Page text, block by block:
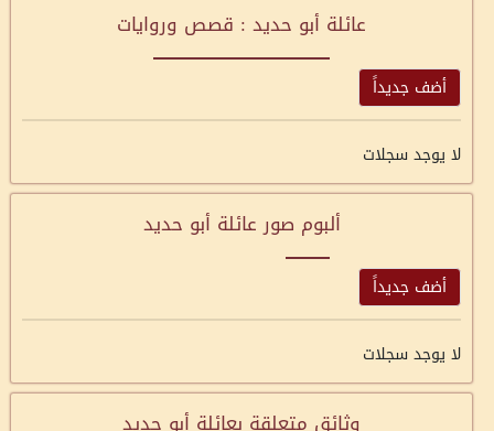
عائلة أبو حديد : قصص وروايات
أضف جديداً
لا يوجد سجلات
ألبوم صور عائلة أبو حديد
أضف جديداً
لا يوجد سجلات
وثائق متعلقة بعائلة أبو حديد